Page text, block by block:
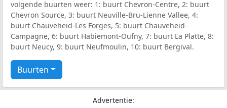
volgende buurten weer: 1: buurt Chevron-Centre, 2: buurt
Chevron Source, 3: buurt Neuville-Bru-Lienne Vallee, 4:
buurt Chauveheid-Les Forges, 5: buurt Chauveheid-
Campagne, 6: buurt Habiemont-Oufny, 7: buurt La Platte, 8:
buurt Neucy, 9: buurt Neufmoulin, 10: buurt Bergival.
Buurten
Advertentie: